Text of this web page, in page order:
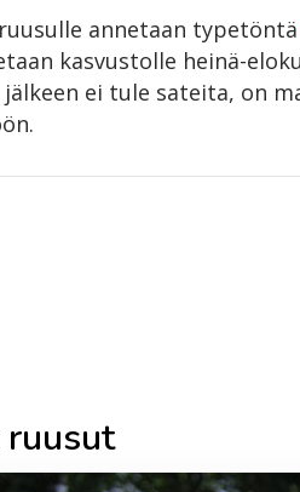
annetaan typetöntä
kasvustolle heinä-
ei tule sateita, on